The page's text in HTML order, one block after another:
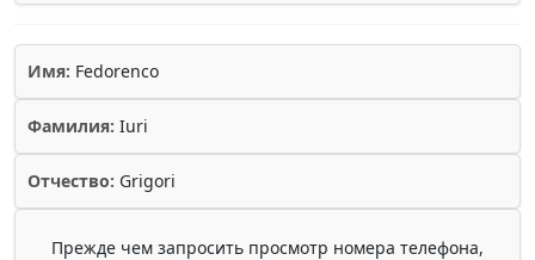
Имя: Fedorenco
Фамилия: Iuri
Отчество: Grigori
Прежде чем запросить просмотр номера телефона,